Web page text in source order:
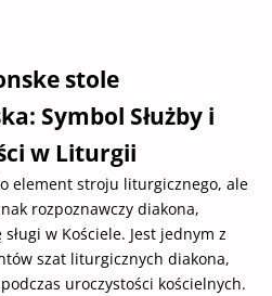
stole
Symbol Służby i
w Liturgii
element stroju liturgicznego, ale
rozpoznawczy diakona,
w Kościele. Jest jednym z
szat liturgicznych diakona,
uroczystości kościelnych.